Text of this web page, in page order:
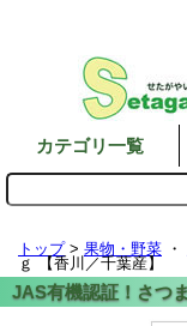
カテゴリ一覧
トップ> 果物・野菜 ・
ｇ 【香川／千葉産】